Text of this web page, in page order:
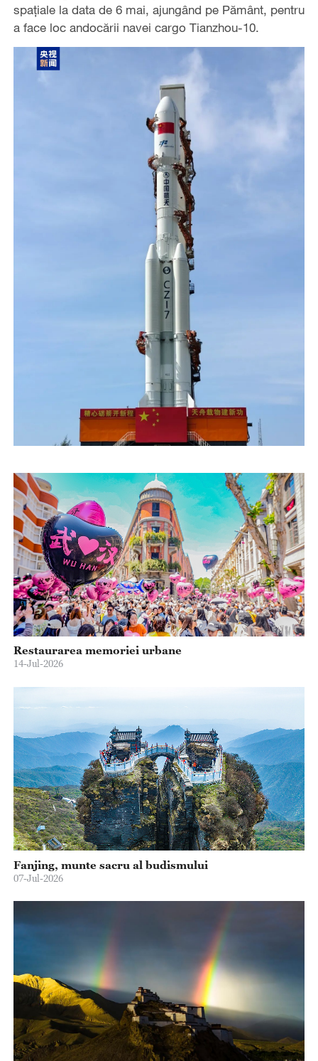
spațiale la data de 6 mai, ajungând pe Pământ, pentru
a face loc andocării navei cargo Tianzhou-10.
Restaurarea memoriei urbane
14-Jul-2026
Fanjing, munte sacru al budismului
07-Jul-2026